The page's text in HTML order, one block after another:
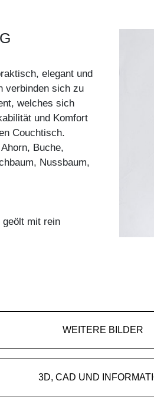
elegant und
verbinden sich zu
welches sich
und Komfort
Couchtisch.
Buche,
Nussbaum,
geölt mit rein
WEITERE BILDER
3D, CAD UND